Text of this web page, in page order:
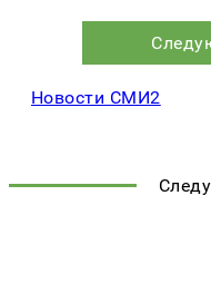
Новости СМИ2